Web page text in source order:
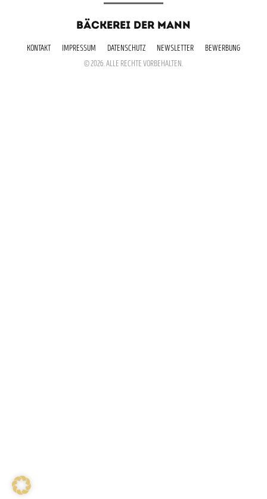
BÄCKEREI DER MANN
KONTAKT IMPRESSUM DATENSCHUTZ NEWSLETTER
BEWERBUNG
© 2026. ALLE RECHTE VORBEHALTEN.